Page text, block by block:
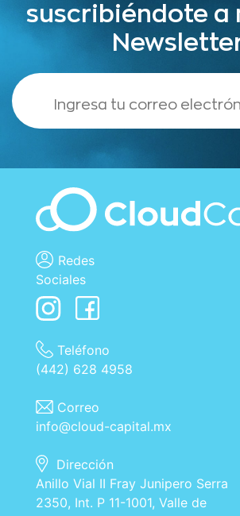
suscribiéndote a
Redes
Sociales
Teléfono
(442) 628 4958
Correo
info@cloud-capital.mx
Dirección
Anillo Vial II Fray Junipero Serra
2350, Int. P 11-1001, Valle de